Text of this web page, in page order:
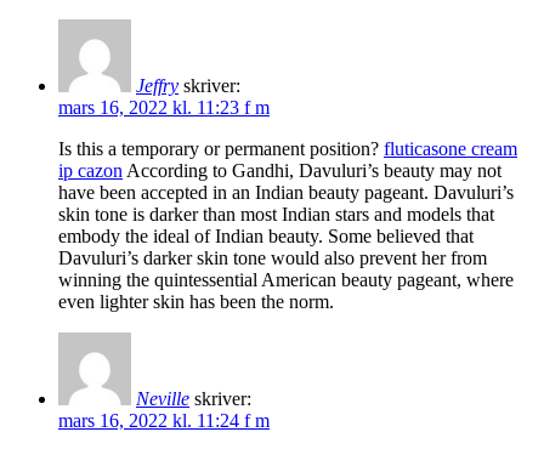
Jeffry skriver:
mars 16, 2022 kl. 11:23 f m
Is this a temporary or permanent position? fluticasone cream
ip cazon According to Gandhi, Davuluri’s beauty may not
have been accepted in an Indian beauty pageant. Davuluri’s
skin tone is darker than most Indian stars and models that
embody the ideal of Indian beauty. Some believed that
Davuluri’s darker skin tone would also prevent her from
winning the quintessential American beauty pageant, where
even lighter skin has been the norm.
Neville skriver:
mars 16, 2022 kl. 11:24 f m